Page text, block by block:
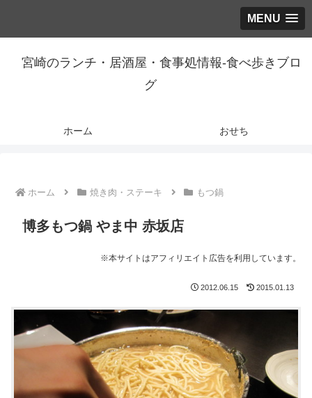
MENU
宮崎のランチ・居酒屋・食事処情報-食べ歩きブロ
グ
ホーム おせち
ホーム 焼き肉・ステーキ もつ鍋
博多もつ鍋 やま中 赤坂店
※本サイトはアフィリエイト広告を利用しています。
2012.06.15 2015.01.13